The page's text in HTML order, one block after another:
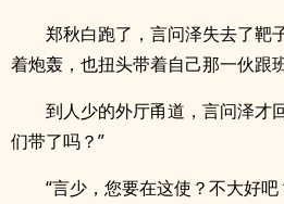
郑秋白跑了，言问泽失去了靶
着炮轰，也扭头带着自己那一伙跟
到人少的外厅甬道，言问泽才
们带了吗？”
“言少，您要在这使？不大好吧